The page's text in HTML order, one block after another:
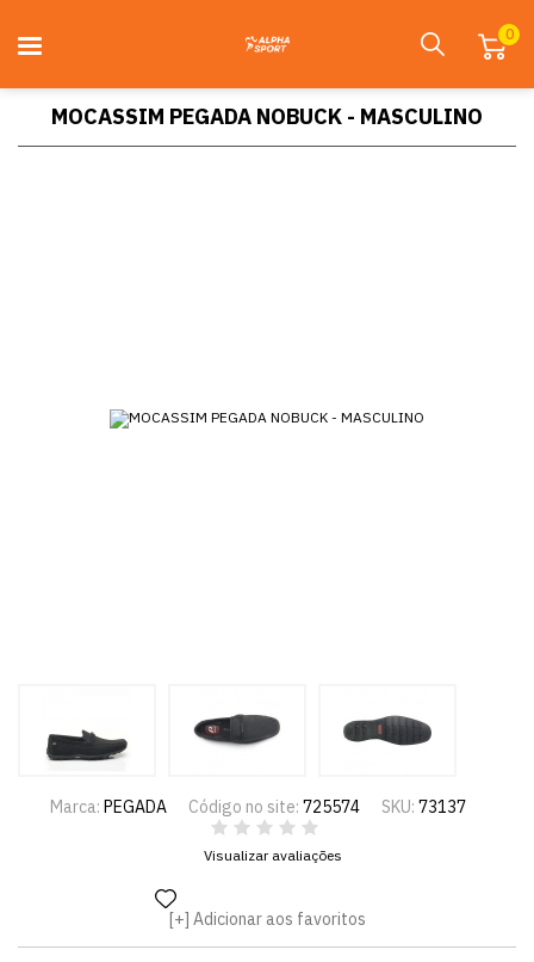
0
MOCASSIM PEGADA NOBUCK - MASCULINO
Marca: PEGADA Código no site: 725574 SKU: 73137
Visualizar avaliações
Adicionar aos favoritos